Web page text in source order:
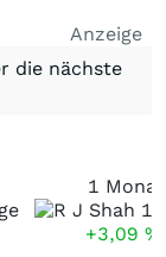
Anzeige
die nächste
1 Monat
+3,09 %